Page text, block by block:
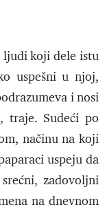
ljudi koji dele istu
uspešni u njoj,
i nosi
traje. Sudeći po
načinu na koji
uspeju da
zadovoljni
na dnevnom